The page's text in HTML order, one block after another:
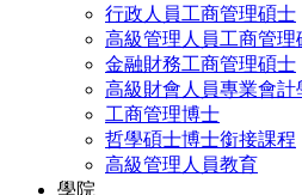
行政人員工商管理碩士
高級管理人員工商管理
金融財務工商管理碩士
高級財會人員專業會
工商管理博士
哲學碩士博士銜接課程
高級管理人員教育
學院